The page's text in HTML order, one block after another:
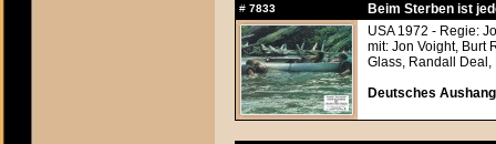
# 7833
Beim Sterben ist
USA 1972 - Regie:
mit: Jon Voight, Burt
Glass, Randall Deal,
Deutsches